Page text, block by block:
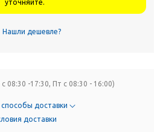
уточняйте.
Нашли дешевле?
08:30 -17:30, Пт с 08:30 - 16:00)
способы доставки
доставки